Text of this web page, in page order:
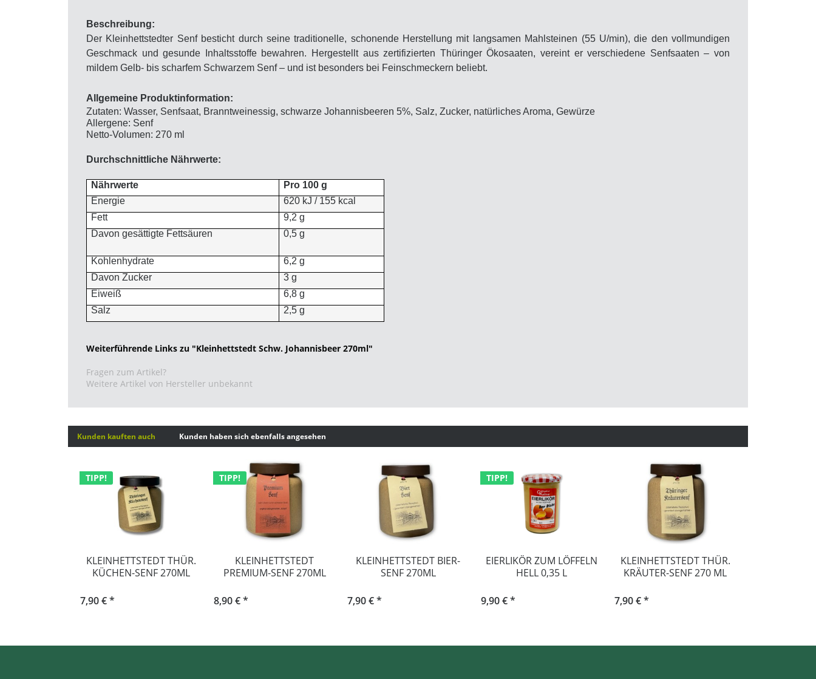
Beschreibung:
Der Kleinhettstedter Senf besticht durch seine traditionelle, schonende Herstellung mit langsamen Mahlsteinen (55 U/min), die den vollmundigen
Geschmack und gesunde Inhaltsstoffe bewahren. Hergestellt aus zertifizierten Thüringer Ökosaaten, vereint er verschiedene Senfsaaten – von
mildem Gelb- bis scharfem Schwarzem Senf – und ist besonders bei Feinschmeckern beliebt.
Allgemeine Produktinformation:
Zutaten: Wasser, Senfsaat, Branntweinessig, schwarze Johannisbeeren 5%, Salz, Zucker, natürliches Aroma, Gewürze
Allergene: Senf
Netto-Volumen: 270 ml
Durchschnittliche Nährwerte:
Nährwerte
Pro 100 g
Energie
620 kJ / 155 kcal
Fett
9,2 g
Davon gesättigte Fettsäuren
0,5 g
Kohlenhydrate
6,2 g
Davon Zucker
3 g
Eiweiß
6,8 g
Salz
2,5 g
Weiterführende Links zu "Kleinhettstedt Schw. Johannisbeer 270ml"
Fragen zum Artikel?
Weitere Artikel von Hersteller unbekannt
Kunden kauften auch Kunden haben sich ebenfalls angesehen
TIPP!
KLEINHETTSTEDT THÜR.
KÜCHEN-SENF 270ML
7,90 € *
TIPP!
KLEINHETTSTEDT
PREMIUM-SENF 270ML
8,90 € *
KLEINHETTSTEDT BIER-
SENF 270ML
7,90 € *
TIPP!
EIERLIKÖR ZUM LÖFFELN
HELL 0,35 L
9,90 € *
KLEINHETTSTEDT THÜR.
KRÄUTER-SENF 270 ML
7,90 € *